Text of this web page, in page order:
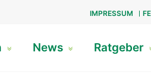
IMPRESSUM
News Ratgeber